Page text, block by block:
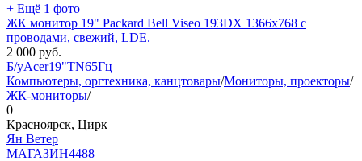
+ Ещё 1 фото
ЖК монитор 19" Packard Bell Viseo 193DX 1366x768 с
проводами, свежий, LDE.
2 000 руб.
Б/уAcer19"TN65Гц
Компьютеры, оргтехника, канцтовары/Мониторы, проекторы/
ЖК-мониторы/
0
Красноярск, Цирк
Ян Ветер
МАГАЗИН4488